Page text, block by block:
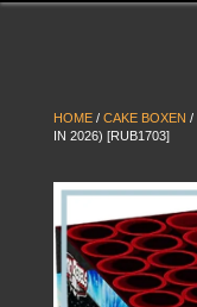
HOME / CAKE BOXEN /
IN 2026) [RUB1703]